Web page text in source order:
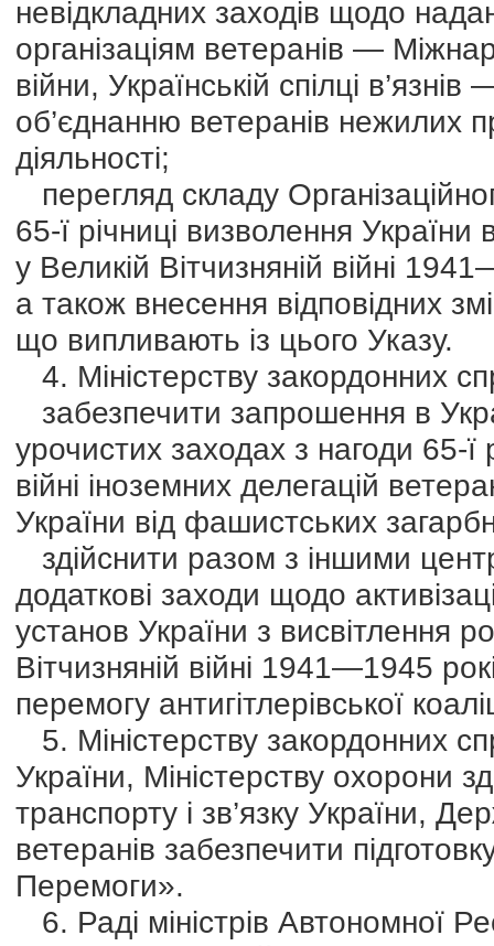
невідкладних заходів щодо
організаціям ветеранів —
війни, Українській спілці
об’єднанню ветеранів нежилих
діяльності;
перегляд складу
65-ї річниці визволення
у Великій Вітчизняній війні
а також внесення відповідних
що випливають із цього Указу.
4. Міністерству закордонних
забезпечити запрошення в
урочистих заходах з нагоди 65-ї
війні іноземних делегацій
України від фашистських
здійснити разом з іншими
додаткові заходи щодо
установ України з висвітлення
Вітчизняній війні 1941—1945
перемогу антигітлерівської
5. Міністерству закордонних
України, Міністерству охорони
транспорту і зв’язку України,
ветеранів забезпечити
Перемоги».
6. Раді міністрів Автономної